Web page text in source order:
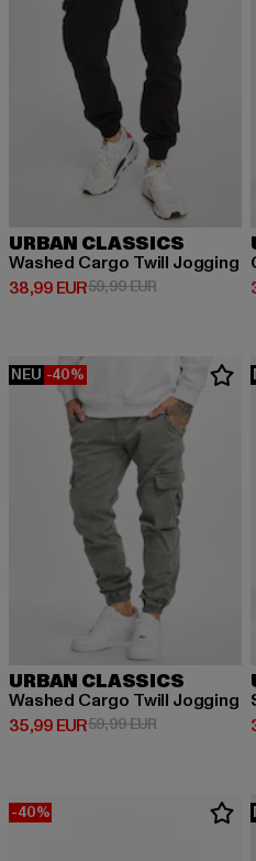
URBAN CLASSICS
Washed Cargo Twill Jogging
38,99 EUR
Derzeitiger Preis: 38,99 EUR
59,99 EURAktionspreis:
NEU -40%
URBAN CLASSICS
Washed Cargo Twill Jogging
35,99 EUR
Derzeitiger Preis: 35,99 EUR
59,99 EURAktionspreis:
-40%